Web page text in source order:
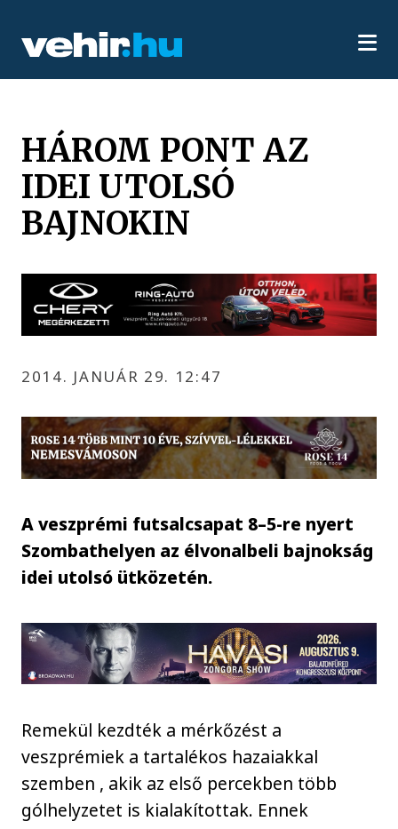
HÁROM PONT AZ
IDEI UTOLSÓ
BAJNOKIN
2014. JANUÁR 29. 12:47
A veszprémi futsalcsapat 8–5-re nyert
Szombathelyen az élvonalbeli bajnokság
idei utolsó ütközetén.
Remekül kezdték a mérkőzést a
veszprémiek a tartalékos hazaiakkal
szemben , akik az első percekben több
gólhelyzetet is kialakítottak. Ennek